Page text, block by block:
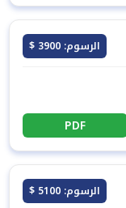
الرسوم: 3900 $
PDF
الرسوم: 5100 $